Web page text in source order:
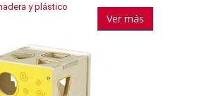
y plástico
Ver más